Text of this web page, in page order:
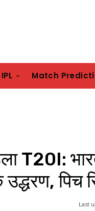
IPL Match
T20I:
पिच
Last